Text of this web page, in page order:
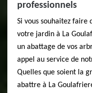
professionnels
Si vous souhaitez faire
votre jardin à La
un abattage de vos
appel au service de
Quelles que soient la
abattre à La